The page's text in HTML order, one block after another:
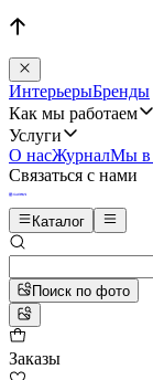
ИнтерьерыБренды
Как мы работаем
Услуги
О насЖурналМы в
Связаться с нами
Каталог
Поиск по фото
Заказы